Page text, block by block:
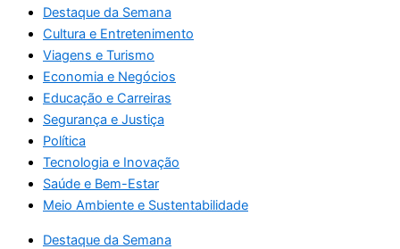
Destaque da Semana
Cultura e Entretenimento
Viagens e Turismo
Economia e Negócios
Educação e Carreiras
Segurança e Justiça
Política
Tecnologia e Inovação
Saúde e Bem-Estar
Meio Ambiente e Sustentabilidade
Destaque da Semana